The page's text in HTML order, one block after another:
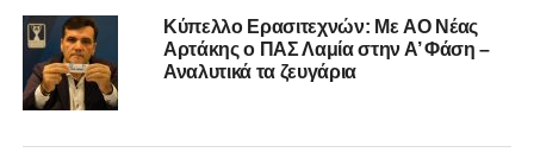
Kύπελλο Ερασιτεχνών: Με AO Nέας
Αρτάκης ο ΠΑΣ Λαμία στην Α’ Φάση –
Αναλυτικά τα ζευγάρια